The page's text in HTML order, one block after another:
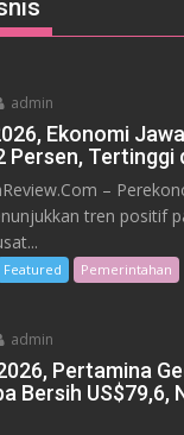
admin
Ekonomi
Persen, Tertinggi
–
tren positif
Featured Pemerintahan
admin
Pertamina
Bersih US$79,6,